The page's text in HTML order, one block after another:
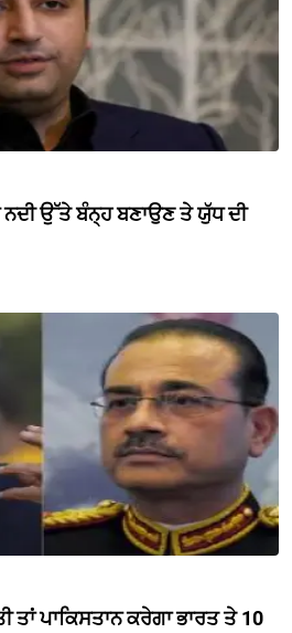
ਨਦੀ ਉੱਤੇ ਬੰਨ੍ਹ ਬਣਾਉਣ ਤੇ ਯੁੱਧ ਦੀ
ਤਾਂ ਪਾਕਿਸਤਾਨ ਕਰੇਗਾ ਭਾਰਤ ਤੇ 10